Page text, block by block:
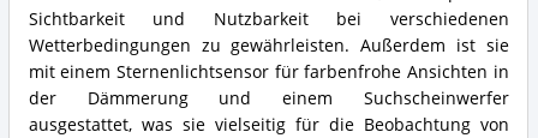
Sichtbarkeit und Nutzbarkeit bei verschiedenen
Wetterbedingungen zu gewährleisten. Außerdem ist sie
mit einem Sternenlichtsensor für farbenfrohe Ansichten in
der Dämmerung und einem Suchscheinwerfer
ausgestattet, was sie vielseitig für die Beobachtung von